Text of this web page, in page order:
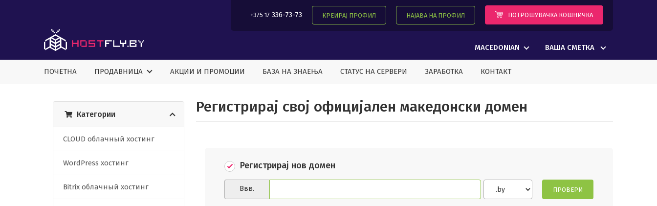
+375 17 336-73-73 КРЕИРАЈ ПРОФИЛ НАЈАВА НА ПРОФИЛ ПОТРОШУВАЧКА КОШНИЧКА
MACEDONIAN ВАША СМЕТКА
ПОЧЕТНА ПРОДАВНИЦА АКЦИИ И ПРОМОЦИИ БАЗА НА ЗНАЕЊА СТАТУС НА СЕРВЕРИ ЗАРАБОТКА КОНТАКТ
Регистрирај свој официјален македонски домен
Категории
CLOUD облачный хостинг
WordPress хостинг
Bitrix облачный хостинг
Регистрирај нов домен
Ввв. ПРОВЕРИ